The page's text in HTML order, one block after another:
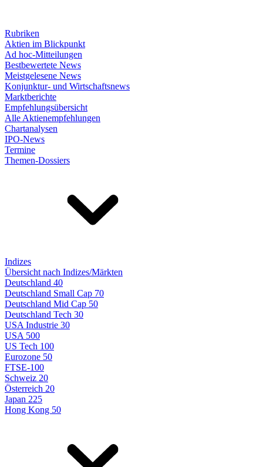
Rubriken
Aktien im Blickpunkt
Ad hoc-Mitteilungen
Bestbewertete News
Meistgelesene News
Konjunktur- und Wirtschaftsnews
Marktberichte
Empfehlungsübersicht
Alle Aktienempfehlungen
Chartanalysen
IPO-News
Termine
Themen-Dossiers
Indizes
Übersicht nach Indizes/Märkten
Deutschland 40
Deutschland Small Cap 70
Deutschland Mid Cap 50
Deutschland Tech 30
USA Industrie 30
USA 500
US Tech 100
Eurozone 50
FTSE-100
Schweiz 20
Österreich 20
Japan 225
Hong Kong 50